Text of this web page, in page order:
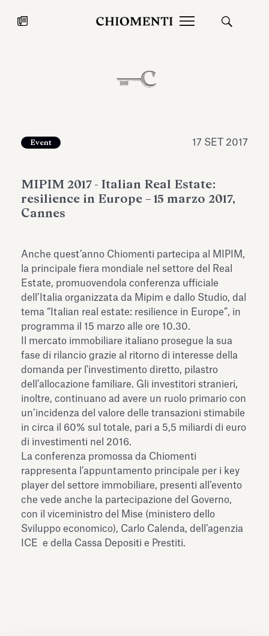
27 LUG 2026
mostra Marmora Romana
ampliando gli spazi espositivi
dell’Antiquarium di Villa Albani
Torlonia
Leggi tutto
EcoVadis
Event 17 SET 2017
MIPIM 2017 - Italian Real Estate:
resilience in Europe – 15 marzo 2017,
Cannes
Anche quest’anno Chiomenti partecipa al MIPIM,
la principale fiera mondiale nel settore del Real
Estate, promuovendola conferenza ufficiale
dell’Italia organizzata da Mipim e dallo Studio, dal
tema “Italian real estate: resilience in Europe”, in
programma il 15 marzo alle ore 10.30.
Il mercato immobiliare italiano prosegue la sua
fase di rilancio grazie al ritorno di interesse della
domanda per l'investimento diretto, pilastro
dell’allocazione familiare. Gli investitori stranieri,
inoltre, continuano ad avere un ruolo primario con
un’incidenza del valore delle transazioni stimabile
in circa il 60% sul totale, pari a 5,5 miliardi di euro
di investimenti nel 2016.
La conferenza promossa da Chiomenti
rappresenta l’appuntamento principale per i key
player del settore immobiliare, presenti all’evento
che vede anche la partecipazione del Governo,
con il viceministro del Mise (ministero dello
Sviluppo economico), Carlo Calenda, dell’agenzia
ICE e della Cassa Depositi e Prestiti.